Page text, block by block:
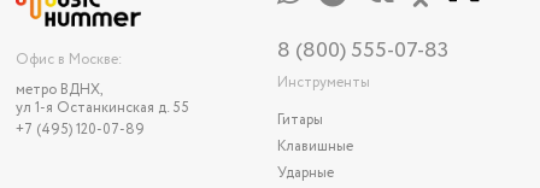
Офис в Москве:
метро ВДНХ,
ул 1-я Останкинская д. 55
+7 (495) 120-07-89
8 (800) 555-07-83
Инструменты
Гитары
Клавишные
Ударные